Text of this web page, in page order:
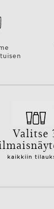
Valitse
kaikkiin